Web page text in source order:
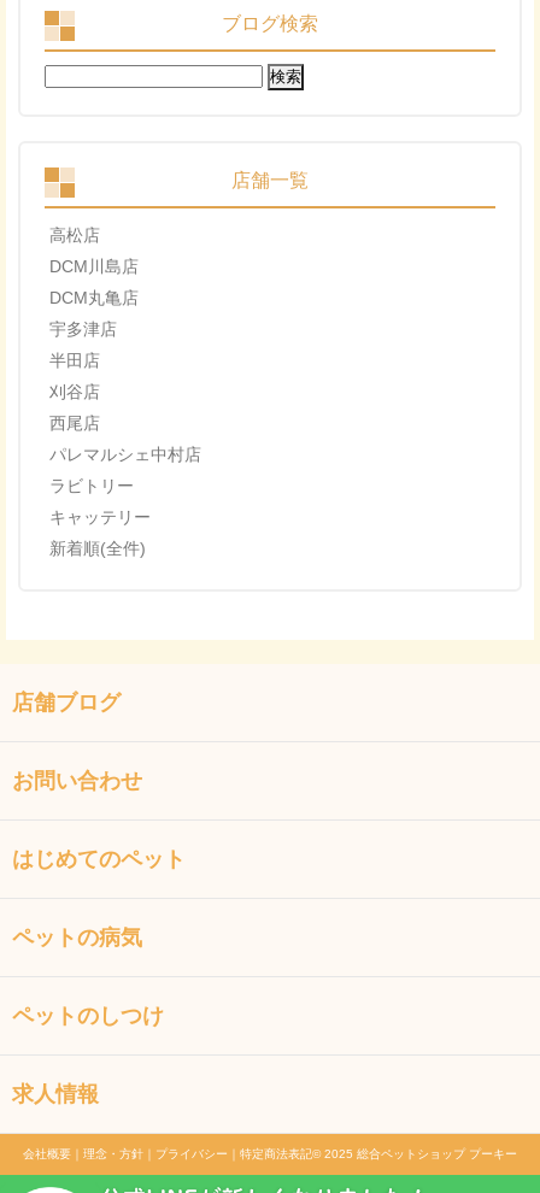
ブログ検索
検
索:
店舗一覧
高松店
DCM川島店
DCM丸亀店
宇多津店
半田店
刈谷店
西尾店
パレマルシェ中村店
ラビトリー
キャッテリー
新着順(全件)
店舗ブログ
お問い合わせ
はじめてのペット
ペットの病気
ペットのしつけ
求人情報
会社概要 ｜ 理念・方針 ｜ プライバシー ｜ 特定商法表記© 2025 総合ペットショップ プーキー